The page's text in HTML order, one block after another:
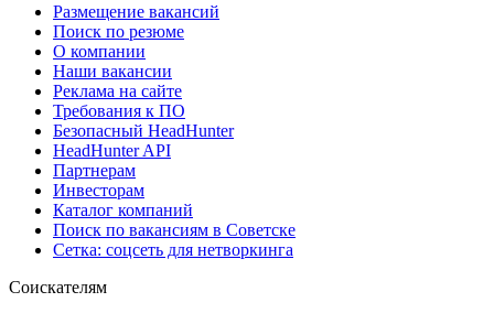
Размещение вакансий
Поиск по резюме
О компании
Наши вакансии
Реклама на сайте
Требования к ПО
Безопасный HeadHunter
HeadHunter API
Партнерам
Инвесторам
Каталог компаний
Поиск по вакансиям в Советске
Сетка: соцсеть для нетворкинга
Соискателям